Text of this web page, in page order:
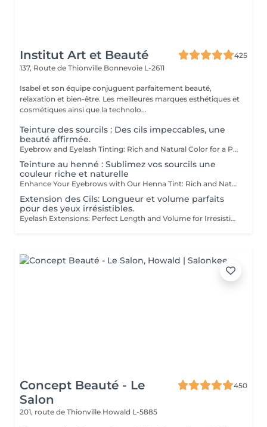
Institut Art et Beauté
425
137, Route de Thionville Bonnevoie L-2611
Isabel et son équipe conjuguent parfaitement beauté,
relaxation et bien-être. Les meilleures marques esthétiques et
cosmétiques ainsi que la technolo...
Teinture des sourcils : Des cils impeccables, une
beauté affirmée.
Eyebrow and Eyelash Tinting: Rich and Natural Color for a Perfectly Defined and Long-Lasting Look Rich Color: Our tints provide intense, natural colors that enhance your eyebrows and eyelashes with deep, elegant shades. Perfect Definition: The formula is designed to define your eyebrows and eyelashes with precision, creating a perfectly structured and harmonious shape. Exceptional Longevity: Enjoy a long-lasting color that remains vibrant and resistant, ensuring a flawless look for an extended period. The tinting is carefully applied by our estheticians, ensuring a uniform and natural result. Indulge in the luxury of a perfectly defined look and highlight your eyes like never before.
Teinture au henné : Sublimez vos sourcils une
couleur riche et naturelle
Enhance Your Eyebrows with Our Henna Tint: Rich and Natural Color for Perfectly Defined and Long-Lasting Brows Discover the secret to flawless eyebrows with our henna tint. Rich Color: Our henna tint provides intense, natural color that enhances your eyebrows with deep, elegant hues. Perfect Definition: The formula is designed to define your eyebrows with precision, creating a perfectly structured and harmonious shape. Exceptional Longevity: Enjoy a long-lasting color that remains vibrant and resistant, giving you a flawless look for an extended period. The tint is applied with care by our estheticians, including masters Liseta, Fatima, and Deborah, ensuring a uniform and natural result. Indulge in the luxury of perfectly defined eyebrows and highlight your gaze like never before.
Extension des Cils: Longueur et volume parfaits
pour des yeux irrésistibles.
Eyelash Extensions: Perfect Length and Volume for Irresistible Eyes Discover the secret to captivating eyes with our eyelash extensions. Designed to offer both length and volume, these extensions transform your look. Ideal Length: The lashes are carefully selected to provide the perfect length, creating a look of elongated and elegant lashes that open and define your eyes. Luminous Volume: Using advanced techniques, we add volume to your natural lashes for a dense and luxurious effect without weighing down your eyes. Seductive Gaze: Enjoy an irresistible look that enhances your eyes with increased intensity and depth, perfect for any occasion. The lashes are applied with precision by our experts, including masters Liseta, Fatima, and Deborah. Their experience ensures a flawless and long-lasting result. Indulge in the luxury of radiant beauty and make your eyes shine like never before.
Concept Beauté - Le
Salon
450
201, route de Thionville Howald L-5885